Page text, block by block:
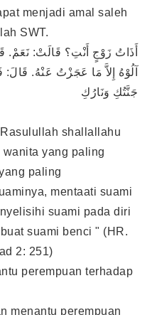
menjadi amal saleh
SWT.
أَذَاتُ زَوْجٍ أَنْتِ؟ قَالَتْ: نَعَمْ.
آلُوْهُ إِلاَّ مَا عَجَزْتُ عَنْهُ. قَالَ:
جَنَّتُكِ وَنَارُكِ
shallallahu
yang paling
paling
mentaati suami
suami pada diri
suami benci " (HR.
2: 251)
perempuan terhadap
menantu perempuan